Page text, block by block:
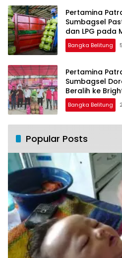
Pertamina
Sumbagsel
dan LPG pada
Menjelang
Bangka Belitung
Pertamina
Sumbagsel
Beralih ke
Trade In di
Bangka Belitung
Popular Posts